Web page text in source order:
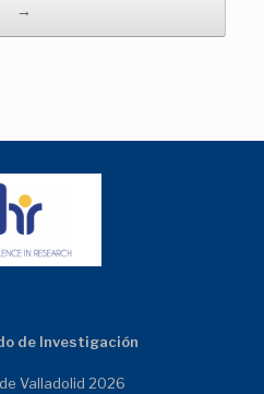
→
de Investigación
Valladolid 2026